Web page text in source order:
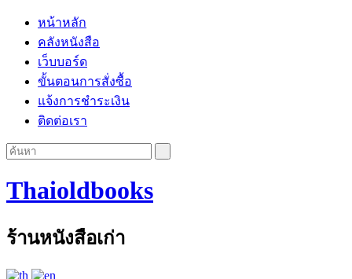
หน้าหลัก
คลังหนังสือ
เว็บบอร์ด
ขั้นตอนการสั่งซื้อ
แจ้งการชำระเงิน
ติดต่อเรา
Thaioldbooks
ร้านหนังสือเก่า